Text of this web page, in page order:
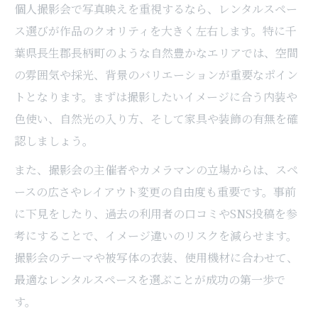
個人撮影会で写真映えを重視するなら、レンタルスペー
ス選びが作品のクオリティを大きく左右します。特に千
葉県長生郡長柄町のような自然豊かなエリアでは、空間
の雰囲気や採光、背景のバリエーションが重要なポイン
トとなります。まずは撮影したいイメージに合う内装や
色使い、自然光の入り方、そして家具や装飾の有無を確
認しましょう。
また、撮影会の主催者やカメラマンの立場からは、スペ
ースの広さやレイアウト変更の自由度も重要です。事前
に下見をしたり、過去の利用者の口コミやSNS投稿を参
考にすることで、イメージ違いのリスクを減らせます。
撮影会のテーマや被写体の衣装、使用機材に合わせて、
最適なレンタルスペースを選ぶことが成功の第一歩で
す。